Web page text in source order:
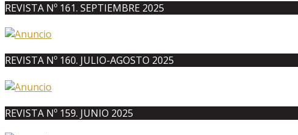
REVISTA Nº 161. SEPTIEMBRE 2025
REVISTA Nº 160. JULIO-AGOSTO 2025
REVISTA Nº 159. JUNIO 2025